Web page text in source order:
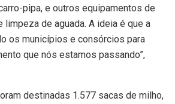
pipa, e outros equipamentos de
de aguada. A ideia é que a
os municípios e consórcios para
que nós estamos passando”,
destinadas 1.577 sacas de milho,